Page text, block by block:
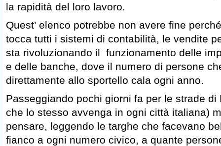
la rapidità del loro lavoro.
Quest’ elenco potrebbe non avere fine
tocca tutti i sistemi di contabilità, le vendite
sta rivoluzionando il funzionamento delle
e delle banche, dove il numero di persone
direttamente allo sportello cala ogni anno.
Passeggiando pochi giorni fa per le strade di
che lo stesso avvenga in ogni città italiana)
pensare, leggendo le targhe che facevano
fianco a ogni numero civico, a quante